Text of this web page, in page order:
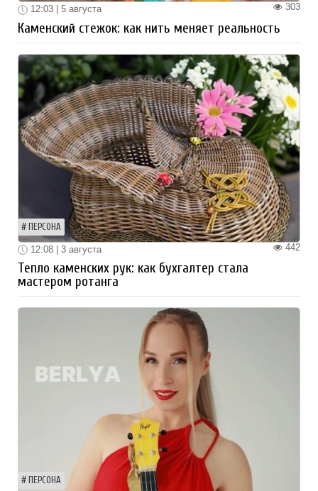
303
12:03 | 5 августа
Каменский стежок: как нить меняет реальность
ПЕРСОНА
442
12:08 | 3 августа
Тепло каменских рук: как бухгалтер стала
мастером ротанга
ПЕРСОНА